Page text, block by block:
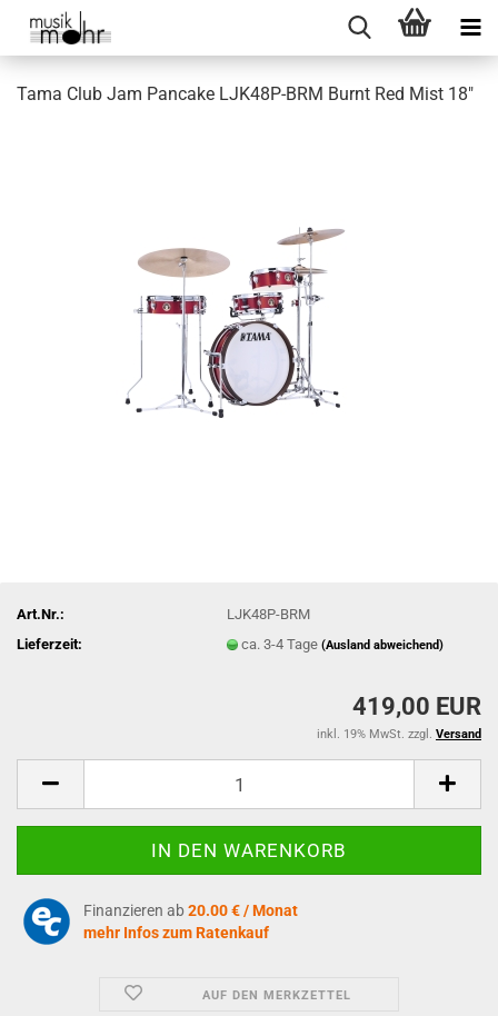
Tama Club Jam Pancake LJK48P-BRM Burnt Red Mist 18"
Art.Nr.:
LJK48P-BRM
Lieferzeit:
ca. 3-4 Tage(Ausland abweichend)
419,00 EUR
inkl. 19% MwSt. zzgl. Versand
Finanzieren ab 20.00 € / Monat
mehr Infos zum Ratenkauf
AUF DEN MERKZETTEL